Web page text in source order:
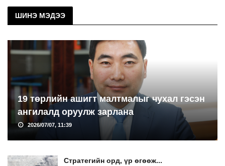
ШИНЭ МЭДЭЭ
19 төрлийн ашигт малтмалыг чухал гэсэн
ангилалд оруулж зарлана
2026/07/07, 11:39
Стратегийн орд, үр өгөөж...